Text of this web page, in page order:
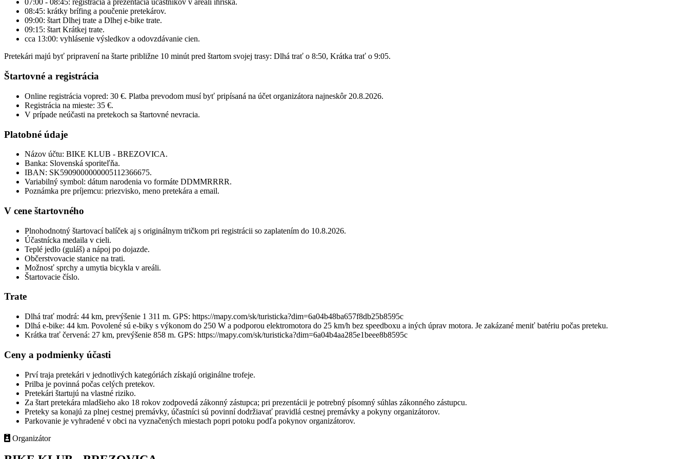
07:00 - 08:45: registrácia a prezentácia účastníkov v areáli ihriska.
08:45: krátky brífing a poučenie pretekárov.
09:00: štart Dlhej trate a Dlhej e-bike trate.
09:15: štart Krátkej trate.
cca 13:00: vyhlásenie výsledkov a odovzdávanie cien.
Pretekári majú byť pripravení na štarte približne 10 minút pred štartom svojej trasy: Dlhá trať o 8:50, Krátka trať o 9:05.
Štartovné a registrácia
Online registrácia vopred: 30 €. Platba prevodom musí byť pripísaná na účet organizátora najneskôr 20.8.2026.
Registrácia na mieste: 35 €.
V prípade neúčasti na pretekoch sa štartovné nevracia.
Platobné údaje
Názov účtu: BIKE KLUB - BREZOVICA.
Banka: Slovenská sporiteľňa.
IBAN: SK5909000000005112366675.
Variabilný symbol: dátum narodenia vo formáte DDMMRRRR.
Poznámka pre príjemcu: priezvisko, meno pretekára a email.
V cene štartovného
Plnohodnotný štartovací balíček aj s originálnym tričkom pri registrácii so zaplatením do 10.8.2026.
Účastnícka medaila v cieli.
Teplé jedlo (guláš) a nápoj po dojazde.
Občerstvovacie stanice na trati.
Možnosť sprchy a umytia bicykla v areáli.
Štartovacie číslo.
Trate
Dlhá trať modrá: 44 km, prevýšenie 1 311 m. GPS: https://mapy.com/sk/turisticka?dim=6a04b48ba657f8db25b8595c
Dlhá e-bike: 44 km. Povolené sú e-biky s výkonom do 250 W a podporou elektromotora do 25 km/h bez speedboxu a iných úprav motora. Je zakázané meniť batériu počas preteku.
Krátka trať červená: 27 km, prevýšenie 858 m. GPS: https://mapy.com/sk/turisticka?dim=6a04b4aa285e1beee8b8595c
Ceny a podmienky účasti
Prví traja pretekári v jednotlivých kategóriách získajú originálne trofeje.
Prilba je povinná počas celých pretekov.
Pretekári štartujú na vlastné riziko.
Za štart pretekára mladšieho ako 18 rokov zodpovedá zákonný zástupca; pri prezentácii je potrebný písomný súhlas zákonného zástupcu.
Preteky sa konajú za plnej cestnej premávky, účastníci sú povinní dodržiavať pravidlá cestnej premávky a pokyny organizátorov.
Parkovanie je vyhradené v obci na vyznačených miestach popri potoku podľa pokynov organizátorov.
Organizátor